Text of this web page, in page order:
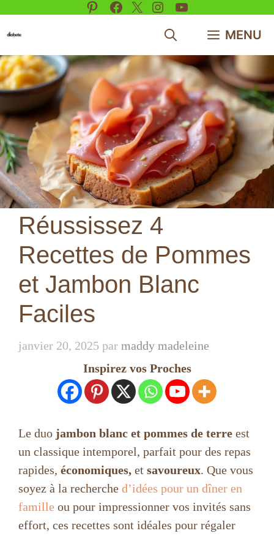
Pinterest
Facebook
X Instagram
YouTube
MENU
Réussissez 4
Recettes de Pommes
et Jambon Blanc
Faciles
janvier 20, 2025 par maddy madeleine
Inspirez vos Proches
Le duo jambon blanc et pommes de terre est
un classique intemporel, parfait pour des repas
rapides, économiques, et savoureux. Que vous
soyez à la recherche d’idées pour un dîner en
famille ou pour impressionner vos invités sans
effort, ces recettes sont idéales pour régaler